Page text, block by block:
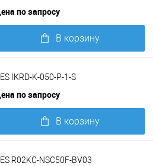
по запросу
В корзину
IKRD-K-050-P-1-S
по запросу
В корзину
R02KC-NSC50F-BV03